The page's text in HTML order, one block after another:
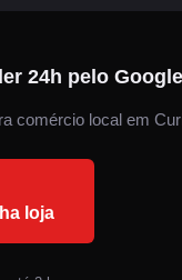
24h pelo
comércio local em
loja